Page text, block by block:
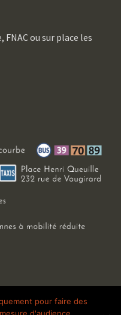
ou sur place les
réservés | Mentions légales
pour faire des